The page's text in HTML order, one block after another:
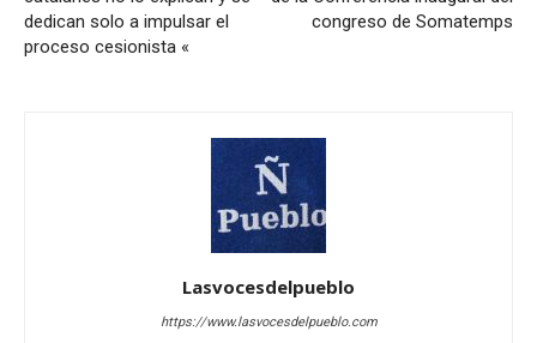
dedican solo a impulsar el
proceso cesionista «
congreso de Somatemps
Lasvocesdelpueblo
https://www.lasvocesdelpueblo.com